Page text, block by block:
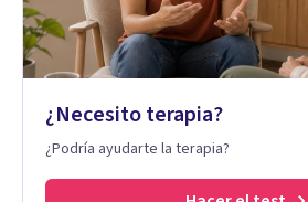
¿Necesito terapia?
¿Podría ayudarte la terapia?